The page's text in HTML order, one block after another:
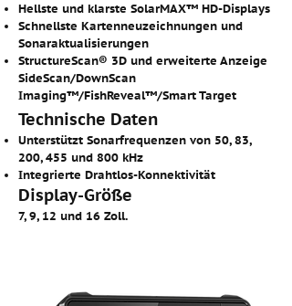
Hellste und klarste SolarMAX™ HD-Displays
Schnellste Kartenneuzeichnungen und
Sonaraktualisierungen
StructureScan® 3D und erweiterte Anzeige
SideScan/DownScan
Imaging™/FishReveal™/Smart Target
Technische Daten
Unterstützt Sonarfrequenzen von 50, 83,
200, 455 und 800 kHz
Integrierte Drahtlos-Konnektivität
Display-Größe
7, 9, 12 und 16 Zoll.